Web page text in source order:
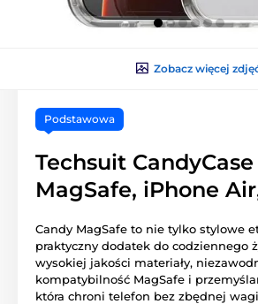
Zobacz więcej
Podstawowa
Techsuit CandyCase
MagSafe, iPhone
Candy MagSafe to nie tylko stylowe
praktyczny dodatek do codziennego
wysokiej jakości materiały,
kompatybilność MagSafe i
która chroni telefon bez zbędnej